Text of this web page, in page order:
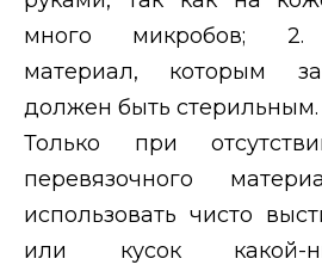
много микробов; 2.
материал, которым
должен быть стерильным.
Только при
перевязочного
использовать чисто
или кусок какой-